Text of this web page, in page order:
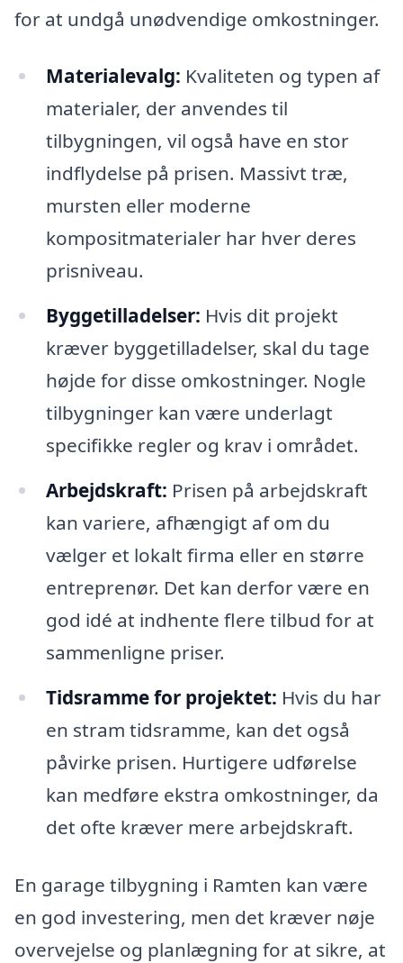
for at undgå unødvendige omkostninger.
Materialevalg: Kvaliteten og typen af
materialer, der anvendes til
tilbygningen, vil også have en stor
indflydelse på prisen. Massivt træ,
mursten eller moderne
kompositmaterialer har hver deres
prisniveau.
Byggetilladelser: Hvis dit projekt
kræver byggetilladelser, skal du tage
højde for disse omkostninger. Nogle
tilbygninger kan være underlagt
specifikke regler og krav i området.
Arbejdskraft: Prisen på arbejdskraft
kan variere, afhængigt af om du
vælger et lokalt firma eller en større
entreprenør. Det kan derfor være en
god idé at indhente flere tilbud for at
sammenligne priser.
Tidsramme for projektet: Hvis du har
en stram tidsramme, kan det også
påvirke prisen. Hurtigere udførelse
kan medføre ekstra omkostninger, da
det ofte kræver mere arbejdskraft.
En garage tilbygning i Ramten kan være
en god investering, men det kræver nøje
overvejelse og planlægning for at sikre, at